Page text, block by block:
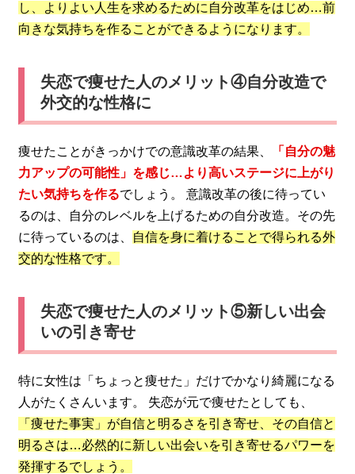
し、よりよい人生を求めるために自分改革をはじめ…前
向きな気持ちを作ることができるようになります。
失恋で痩せた人のメリット④自分改造で
外交的な性格に
痩せたことがきっかけでの意識改革の結果、
「自分の魅
力アップの可能性」を感じ…より高いステージに上がり
たい気持ちを作るでしょう。 意識改革の後に待ってい
るのは、自分のレベルを上げるための自分改造。その先
に待っているのは、 自信を身に着けることで得られる外
交的な性格です。
失恋で痩せた人のメリット⑤新しい出会
いの引き寄せ
特に女性は「ちょっと痩せた」だけでかなり綺麗になる
人がたくさんいます。 失恋が元で痩せたとしても、
「痩せた事実」が自信と明るさを引き寄せ、その自信と
明るさは…必然的に新しい出会いを引き寄せるパワーを
発揮するでしょう。